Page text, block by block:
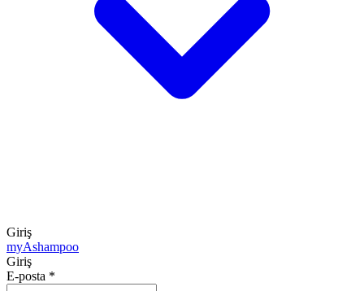
Giriş
myAshampoo
Giriş
E-posta *